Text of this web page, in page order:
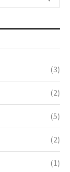
(3)
(2)
(5)
(2)
(1)